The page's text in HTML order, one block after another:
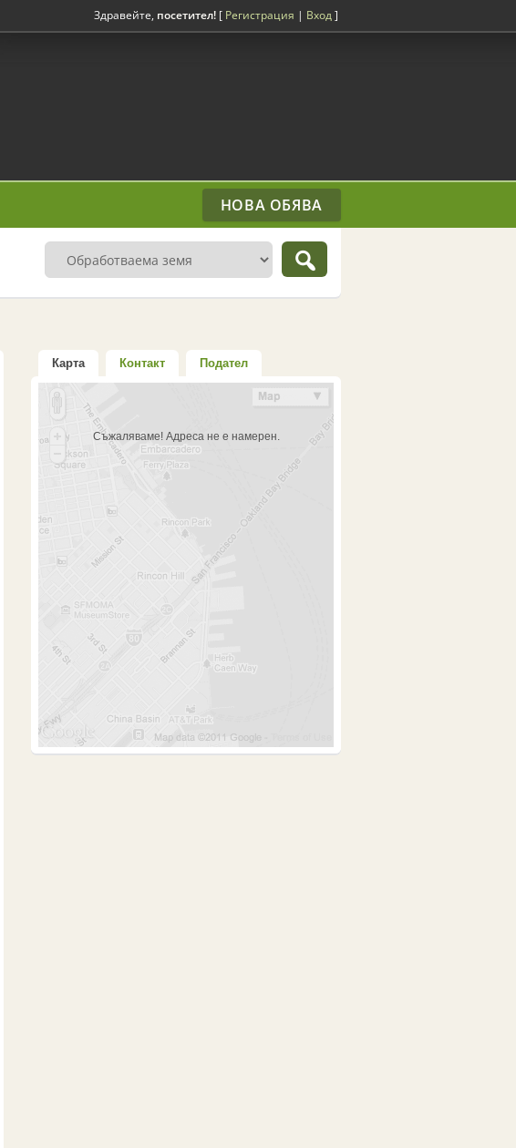
Здравейте, посетител! [ Регистрация | Вход]
НОВА ОБЯВА
Карта Контакт Подател
Съжаляваме! Адреса не е намерен.